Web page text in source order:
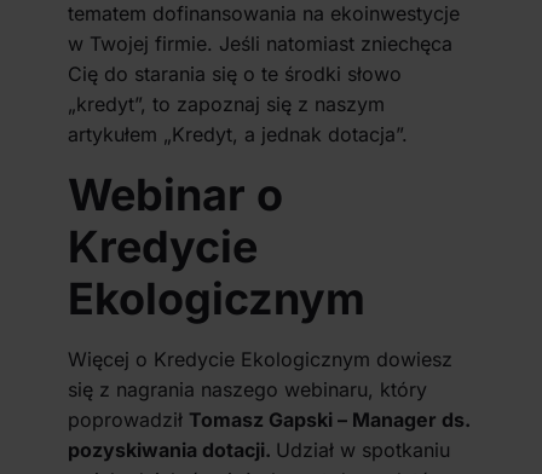
tematem dofinansowania na ekoinwestycje
w Twojej firmie. Jeśli natomiast zniechęca
Cię do starania się o te środki słowo
„kredyt”, to zapoznaj się z naszym
artykułem „Kredyt, a jednak dotacja”.
Webinar o
Kredycie
Ekologicznym
Więcej o Kredycie Ekologicznym dowiesz
się z nagrania naszego webinaru, który
poprowadził Tomasz Gapski – Manager ds.
pozyskiwania dotacji. Udział w spotkaniu